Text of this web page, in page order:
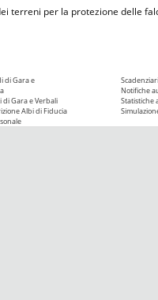
terreni per la protezione delle
di Gara e
di Gara e Verbali
Albi di Fiducia
Notifiche
Statistiche